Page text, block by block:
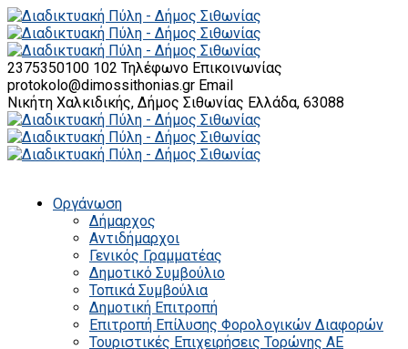
2375350100 102 Τηλέφωνο Επικοινωνίας
protokolo@dimossithonias.gr Email
Νικήτη Χαλκιδικής, Δήμος Σιθωνίας Ελλάδα, 63088
Οργάνωση
Δήμαρχος
Αντιδήμαρχοι
Γενικός Γραμματέας
Δημοτικό Συμβούλιο
Τοπικά Συμβούλια
Δημοτική Επιτροπή
Επιτροπή Επίλυσης Φορολογικών Διαφορών
Τουριστικές Επιχειρήσεις Τορώνης ΑΕ